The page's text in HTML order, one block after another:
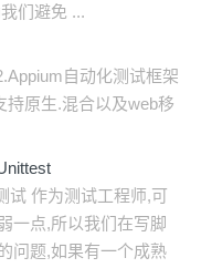
们避免 ...
自动化测试框架
持原生.混合以及web移
试 作为测试工程师,可
一点,所以我们在写脚
问题,如果有一个成熟